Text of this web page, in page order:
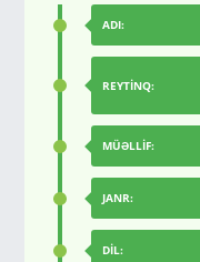
ADI:
REYTİNQ:
MÜƏLLİF:
JANR:
DİL: